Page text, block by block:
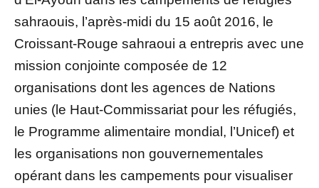
sahraouis, l’après-midi du 15 août 2016, le
Croissant-Rouge sahraoui a entrepris avec une
mission conjointe composée de 12
organisations dont les agences de Nations
unies (le Haut-Commissariat pour les réfugiés,
le Programme alimentaire mondial, l’Unicef) et
les organisations non gouvernementales
opérant dans les campements pour visualiser